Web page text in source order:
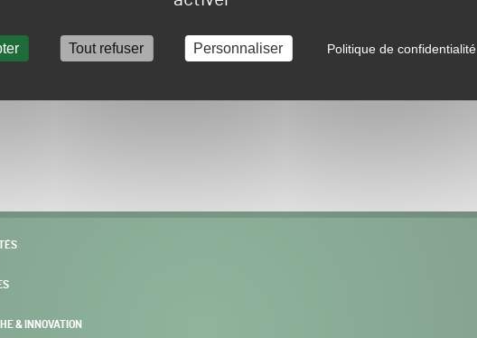
Tout refuser Personnaliser Politique de confidentialité
POURSUIVRE VERS E-SPACEVERT BY SALONVERT
& INNOVATION